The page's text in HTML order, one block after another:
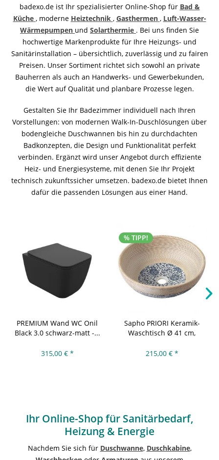
badexo.de ist Ihr spezialisierter Online-Shop für Bad &
Küche , moderne Heiztechnik , Gasthermen , Luft-Wasser-
Wärmepumpen und Solarthermie . Bei uns finden Sie
hochwertige Markenprodukte für Ihre Heizungs- und
Sanitärinstallation – übersichtlich, zuverlässig und zu fairen
Preisen. Unser Sortiment richtet sich sowohl an private
Bauherren als auch an Handwerks- und Gewerbekunden,
die Wert auf Qualität und planbare Prozesse legen.
Gestalten Sie Ihr Badezimmer individuell nach Ihren
Vorstellungen: von modernen Walk-In-Duschlösungen über
bodengleiche Duschwannen bis hin zu durchdachten
Badkonzepten, die Design und Funktionalität perfekt
verbinden. Ergänzt wird unser Angebot durch effiziente
Heiz- und Energiesysteme, mit denen Sie Ihr Projekt
technisch zukunftssicher umsetzen. badexo.de bietet Ihnen
dafür die passenden Lösungen aus einer Hand.
PREMIUM Wand WC Onil
Black 3.0 schwarz-matt -...
315,00 € *
% TIPP!
Sapho PRIORI Keramik-
Waschtisch Ø 41 cm,
215,00 € *
Ihr Online-Shop für Sanitärbedarf,
Heizung & Energie
Nachdem Sie sich für Duschwanne, Duschkabine,